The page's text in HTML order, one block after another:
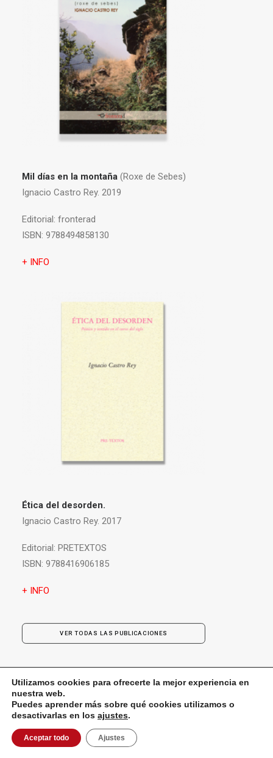
Mil días en la montaña (Roxe de Sebes)
Ignacio Castro Rey. 2019
Editorial: fronterad
ISBN: 9788494858130
+ INFO
Ética del desorden.
Ignacio Castro Rey. 2017
Editorial: PRETEXTOS
ISBN: 9788416906185
+ INFO
VER TODAS LAS PUBLICACIONES
contacto
Utilizamos cookies para ofrecerte la mejor experiencia en
nuestra web.
Puedes aprender más sobre qué cookies utilizamos o
desactivarlas en los ajustes.
Aceptar todo Ajustes